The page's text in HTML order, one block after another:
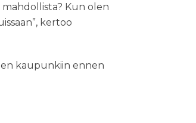
Kun olen
kertoo
kaupunkiin ennen